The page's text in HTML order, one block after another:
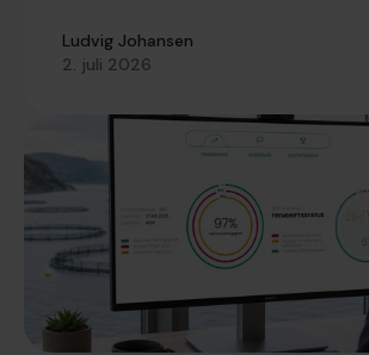
Ludvig Johansen
2. juli 2026